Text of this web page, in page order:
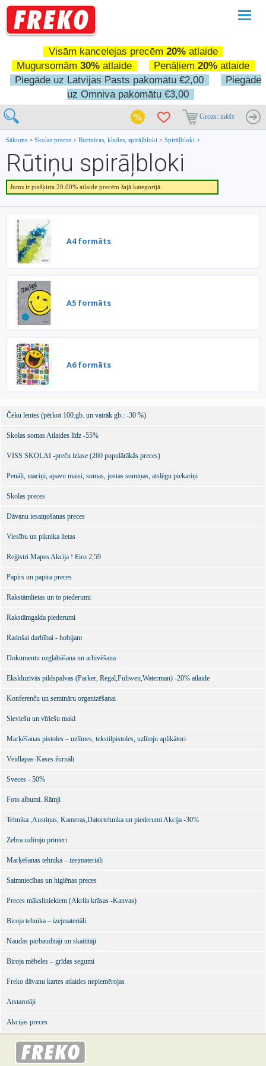
Visām kancelejas precēm 20%atlaide
Mugursomām 30% atlaide Penāļiem 20% atlaide
Piegāde uz Latvijas Pasts pakomātu €2,00
Piegāde
uz Omniva pakomātu €3,00
Grozs: tukšs
Sākums > Skolas preces > Burtnīcas, klades, spirāļbloki > Spirāļbloki >
Rūtiņu spirāļbloki
Jums ir piešķirta 20.00% atlaide precēm šajā kategorijā.
A4 formāts
A5 formāts
A6 formāts
Čeku lentes (pērkot 100.gb. un vairāk gb.: -30 %)
Skolas somas Atlaides līdz -55%
VISS SKOLAI -preču izlase (260 populārākās preces)
Penāļi, maciņi, apavu maisi, somas, jostas somiņas, atslēgu piekariņi
Skolas preces
Dāvanu iesaiņošanas preces
Viesību un piknika lietas
Reģistri Mapes Akcija ! Eiro 2,59
Papīrs un papīra preces
Rakstāmlietas un to piederumi
Rakstāmgalda piederumi
Radošai darbībai - hobijam
Dokumentu uzglabāšana un arhivēšana
Ekskluzīvās pildspalvas (Parker, Regal,Fuliwen,Waterman) -20% atlaide
Konferenču un semināru organizēšanai
Sieviešu un vīriešu maki
Marķēšanas pistoles – uzlīmes, tekstilpistoles, uzlīmju aplikātori
Veidlapas-Kases žurnāli
Sveces - 50%
Foto albumi. Rāmji
Tehnika ,Austiņas, Kameras,Datortehnika un piederumi Akcija -30%
Zebra uzlīmju printeri
Marķēšanas tehnika – izejmateriāli
Saimniecības un higiēnas preces
Preces māksliniekiem (Akrila krāsas -Kanvas)
Biroja tehnika – izejmateriāli
Naudas pārbaudītāji un skaitītāji
Biroja mēbeles – grīdas segumi
Freko dāvanu kartes atlaides nepiemērojas
Atstarotāji
Akcijas preces